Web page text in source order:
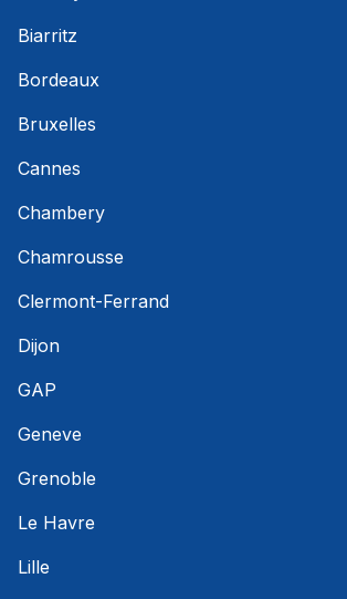
Biarritz
Bordeaux
Bruxelles
Cannes
Chambery
Chamrousse
Clermont-Ferrand
Dijon
GAP
Geneve
Grenoble
Le Havre
Lille